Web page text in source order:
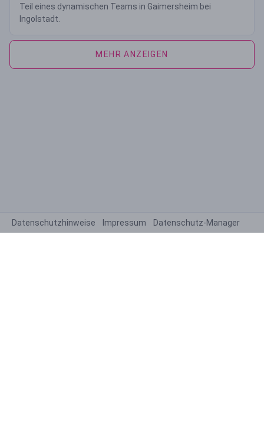
Teil eines dynamischen Teams in Gaimersheim bei
Ingolstadt.
MEHR ANZEIGEN
Datenschutzhinweise Impressum Datenschutz-Manager